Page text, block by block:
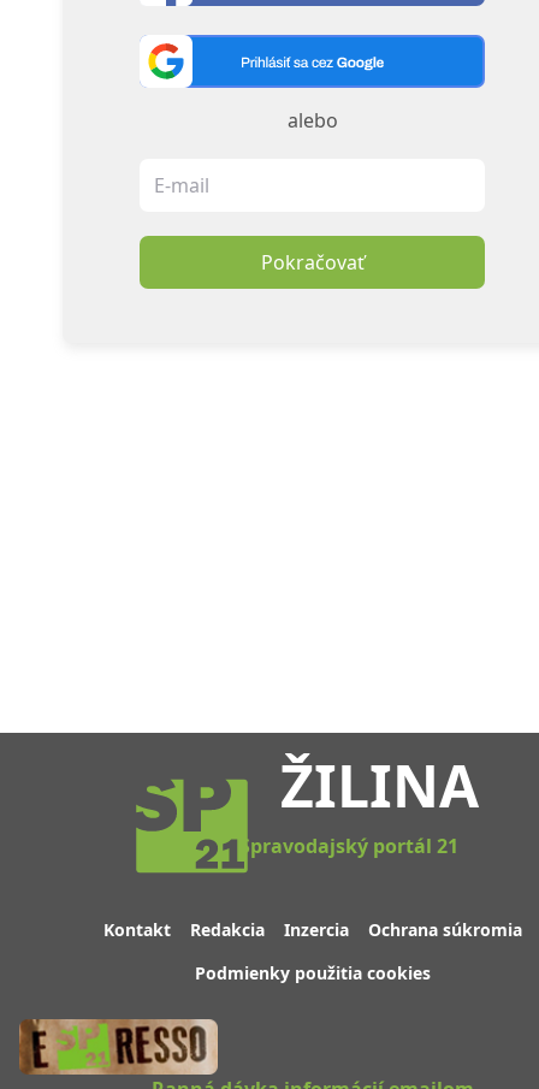
alebo
Pokračovať
ŽILINA
Spravodajský portál 21
Kontakt Redakcia Inzercia
Ochrana súkromia
Podmienky použitia cookies